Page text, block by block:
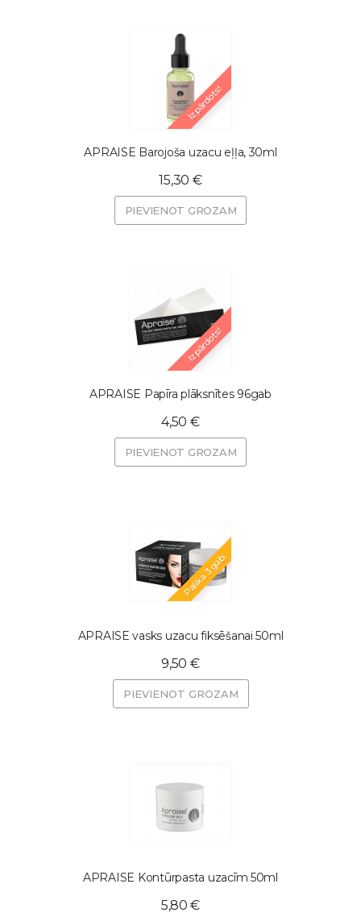
Izpārdots!
APRAISE Barojoša uzacu eļļa, 30ml
15,30 €
PIEVIENOT GROZAM
Izpārdots!
APRAISE Papīra plāksnītes 96gab
4,50 €
PIEVIENOT GROZAM
Palika 3 gab.
APRAISE vasks uzacu fiksēšanai 50ml
9,50 €
PIEVIENOT GROZAM
APRAISE Kontūrpasta uzacīm 50ml
5,80 €